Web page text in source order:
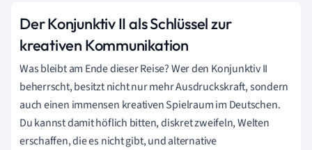
Der Konjunktiv II als Schlüssel zur
kreativen Kommunikation
Was bleibt am Ende dieser Reise? Wer den Konjunktiv II
beherrscht, besitzt nicht nur mehr Ausdruckskraft, sondern
auch einen immensen kreativen Spielraum im Deutschen.
Du kannst damit höflich bitten, diskret zweifeln, Welten
erschaffen, die es nicht gibt, und alternative